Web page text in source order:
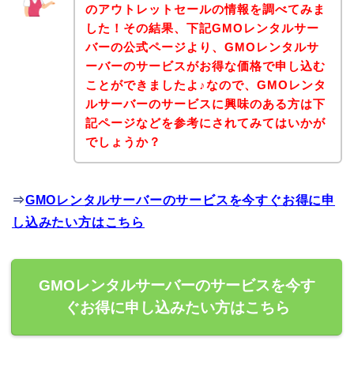
のアウトレットセールの情報を調べてみま
した！その結果、下記GMOレンタルサー
バーの公式ページより、GMOレンタルサ
ーバーのサービスがお得な価格で申し込む
ことができましたよ♪なので、GMOレンタ
ルサーバーのサービスに興味のある方は下
記ページなどを参考にされてみてはいかが
でしょうか？
⇒GMOレンタルサーバーのサービスを今すぐお得に申
し込みたい方はこちら
GMOレンタルサーバーのサービスを今す
ぐお得に申し込みたい方はこちら